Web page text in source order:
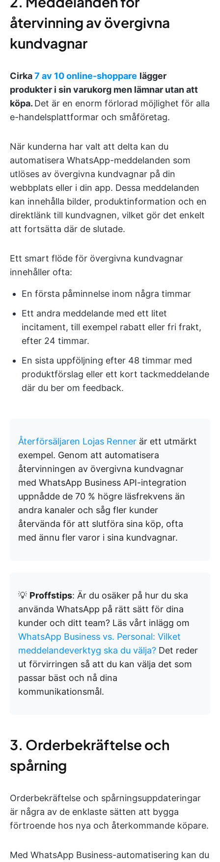
återvinning av övergivna
kundvagnar
Cirka7 av 10 online-shoppare lägger
produkter i sin varukorg men lämnar utan att
köpa. Det är en enorm förlorad möjlighet för alla
e-handelsplattformar och småföretag.
När kunderna har valt att delta kan du
automatisera WhatsApp-meddelanden som
utlöses av övergivna kundvagnar på din
webbplats eller i din app. Dessa meddelanden
kan innehålla bilder, produktinformation och en
direktlänk till kundvagnen, vilket gör det enkelt
att fortsätta där de slutade.
Ett smart flöde för övergivna kundvagnar
innehåller ofta:
En första påminnelse inom några timmar
Ett andra meddelande med ett litet
incitament, till exempel rabatt eller fri frakt,
efter 24 timmar.
En sista uppföljning efter 48 timmar med
produktförslag eller ett kort tackmeddelande
där du ber om feedback.
Återförsäljaren Lojas Renner är ett utmärkt
exempel. Genom att automatisera
återvinningen av övergivna kundvagnar
med WhatsApp Business API-integration
uppnådde de 70 % högre läsfrekvens än
andra kanaler och såg fler kunder
återvända för att slutföra sina köp, ofta
med ännu fler varor i sina kundvagnar.
💡 Proffstips: Är du osäker på hur du ska
använda WhatsApp på rätt sätt för dina
kunder och ditt team? Läs vårt inlägg om
WhatsApp Business vs. Personal: Vilket
meddelandeverktyg ska du välja? Det reder
ut förvirringen så att du kan välja det som
passar bäst och nå dina
kommunikationsmål.
3. Orderbekräftelse och
spårning
Orderbekräftelse och spårningsuppdateringar
är några av de enklaste sätten att bygga
förtroende hos nya och återkommande köpare.
Med WhatsApp Business-automatisering kan du